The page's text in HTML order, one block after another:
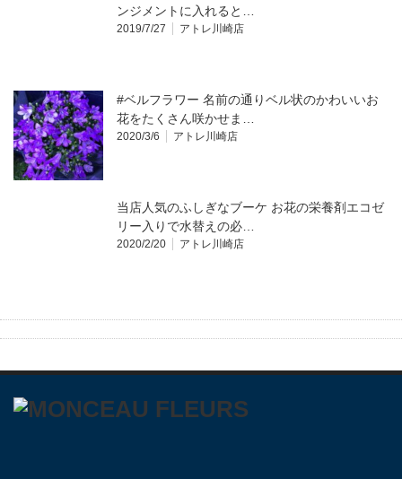
ンジメントに入れると…
2019/7/27 アトレ川崎店
#ベルフラワー 名前の通りベル状のかわいいお
花をたくさん咲かせま…
2020/3/6 アトレ川崎店
当店人気のふしぎなブーケ お花の栄養剤エコゼ
リー入りで水替えの必…
2020/2/20 アトレ川崎店